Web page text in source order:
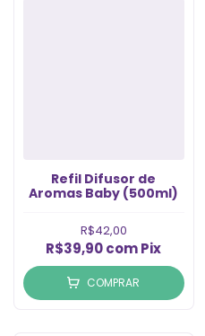
Refil Difusor de
Aromas Baby (500ml)
R$42,00
R$39,90comPix
COMPRAR